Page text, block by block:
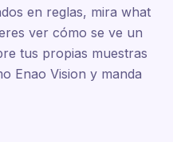
en reglas, mira what
ver cómo se ve un
tus propias muestras
Enao Vision y manda